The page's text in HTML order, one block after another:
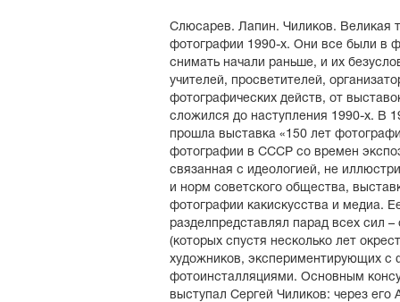
Слюсарев. Лапин. Чиликов. Великая
фотографии 1990-х. Они все были в
снимать начали раньше, и их
учителей, просветителей,
фотографических действ, от
сложился до наступления 1990-х. В
прошла выставка «150 лет
фотографии в СССР со времен
связанная с идеологией, не
и норм советского общества,
фотографии какискусства и медиа.
разделпредставлял парад всех сил –
(которых спустя несколько лет
художников, экспериментирующих с
фотоинсталляциями. Основным
выступал Сергей Чиликов: через его